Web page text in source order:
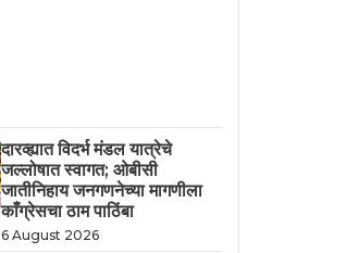
दारव्ह्यात विदर्भ मंडल यात्रेचे
जल्लोषात स्वागत; ओबीसी
जातीनिहाय जनगणनेच्या मागणीला
काँग्रेसचा ठाम पाठिंबा
6 August 2026